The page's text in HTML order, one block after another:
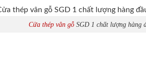
Cửa thép vân gỗ SGD 1 chất lượng hàng